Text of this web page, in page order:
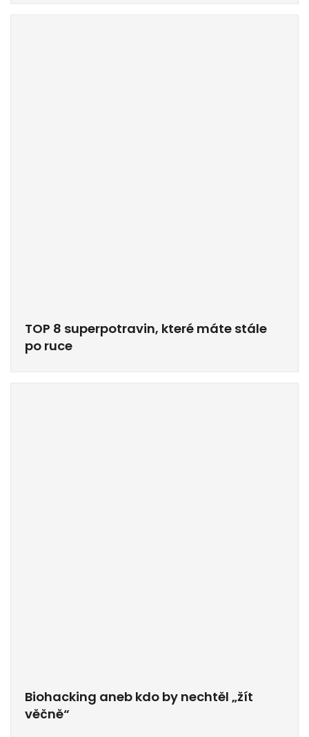
TOP 8 superpotravin, které máte stále
po ruce
Biohacking aneb kdo by nechtěl „žít
věčně“